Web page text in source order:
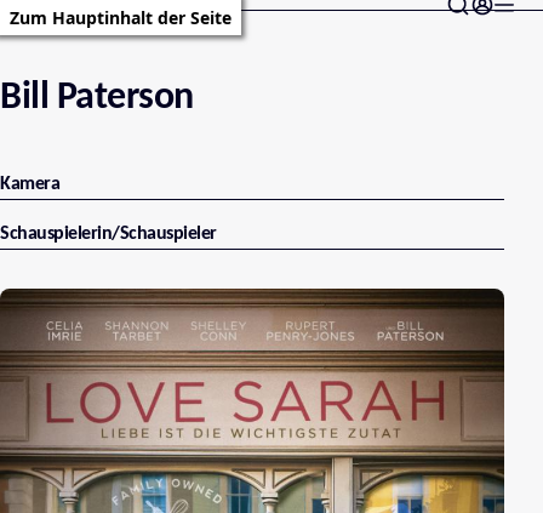
Zum Hauptinhalt der Seite
Bill Paterson
Kamera
Schauspielerin/Schauspieler